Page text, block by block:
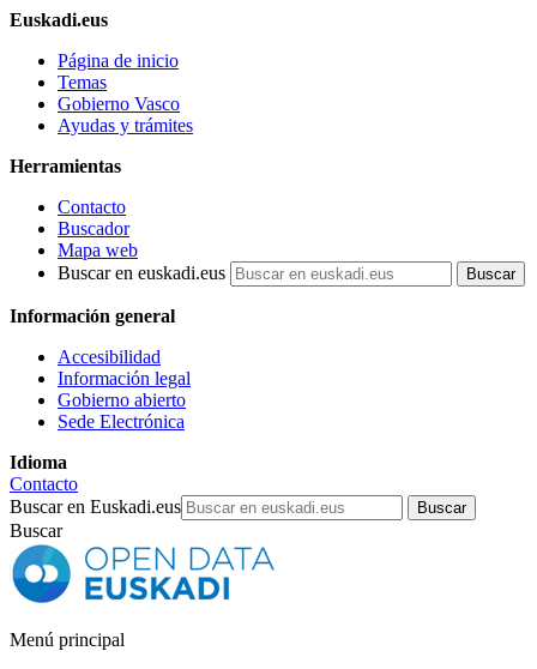
Euskadi.eus
Página de inicio
Temas
Gobierno Vasco
Ayudas y trámites
Herramientas
Contacto
Buscador
Mapa web
Buscar en euskadi.eus
Información general
Accesibilidad
Información legal
Gobierno abierto
Sede Electrónica
Idioma
Contacto
Buscar en Euskadi.eus
Buscar
Menú principal